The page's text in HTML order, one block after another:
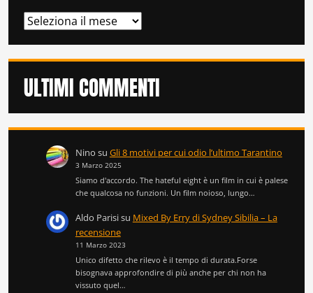
ARCHIVI
ULTIMI COMMENTI
Nino su Gli 8 motivi per cui odio l’ultimo Tarantino
3 Marzo 2025
Siamo d'accordo. The hateful eight è un film in cui è palese
che qualcosa no funzioni. Un film noioso, lungo…
Aldo Parisisu Mixed By Erry di Sydney Sibilia – La
recensione
11 Marzo 2023
Unico difetto che rilevo è il tempo di durata.Forse
bisognava approfondire di più anche per chi non ha
vissuto quel…